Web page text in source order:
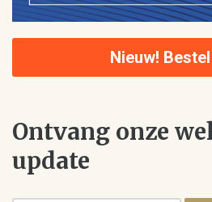
Nieuw! Bestel
Ontvang onze
update